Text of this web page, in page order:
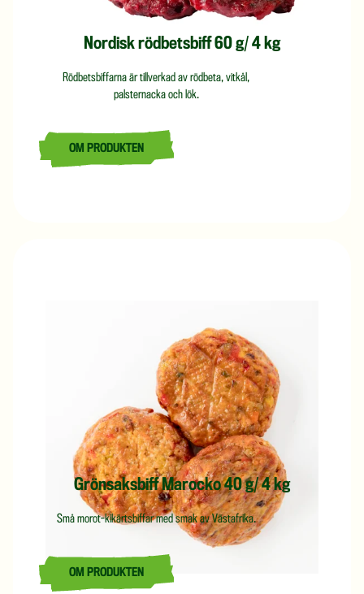
Nordisk rödbetsbiff 60 g/ 4 kg
Rödbetsbiffarna är tillverkad av rödbeta, vitkål,
palsternacka och lök.
LÄS MER OM NORDISK RÖDBETSBIFF 60 G/ 4 KG
OM PRODUKTEN
Grönsaksbiff Marocko 40 g/ 4 kg
Små morot-kikärtsbiffar med smak av Västafrika.
LÄS MER OM GRÖNSAKSBIFF MAROCKO 40 G/ 4 KG
OM PRODUKTEN